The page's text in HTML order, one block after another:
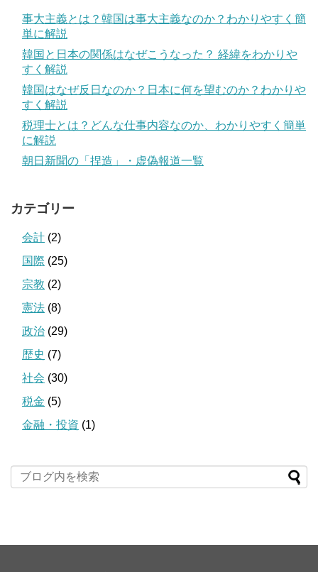
事大主義とは？韓国は事大主義なのか？わかりやすく簡
単に解説
韓国と日本の関係はなぜこうなった？ 経緯をわかりや
すく解説
韓国はなぜ反日なのか？日本に何を望むのか？わかりや
すく解説
税理士とは？どんな仕事内容なのか、わかりやすく簡単
に解説
朝日新聞の「捏造」・虚偽報道一覧
カテゴリー
会計 (2)
国際 (25)
宗教 (2)
憲法 (8)
政治 (29)
歴史 (7)
社会 (30)
税金 (5)
金融・投資 (1)